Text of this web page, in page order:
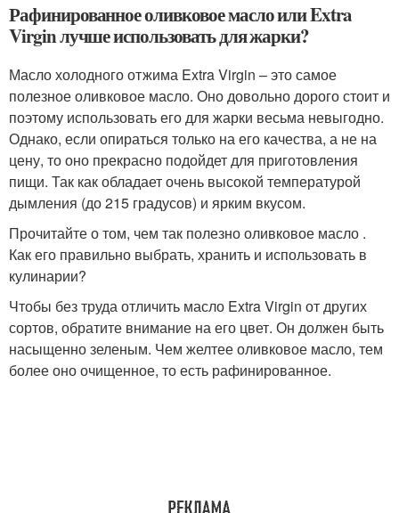
Рафинированное оливковое масло или Extra
Virgin лучше использовать для жарки?
Масло холодного отжима Extra Virgin – это самое
полезное оливковое масло. Оно довольно дорого стоит и
поэтому использовать его для жарки весьма невыгодно.
Однако, если опираться только на его качества, а не на
цену, то оно прекрасно подойдет для приготовления
пищи. Так как обладает очень высокой температурой
дымления (до 215 градусов) и ярким вкусом.
Прочитайте о том, чем так полезно оливковое масло .
Как его правильно выбрать, хранить и использовать в
кулинарии?
Чтобы без труда отличить масло Extra Virgin от других
сортов, обратите внимание на его цвет. Он должен быть
насыщенно зеленым. Чем желтее оливковое масло, тем
более оно очищенное, то есть рафинированное.